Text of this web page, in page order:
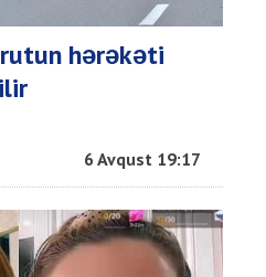
hərəkəti
6 Avqust 19:17